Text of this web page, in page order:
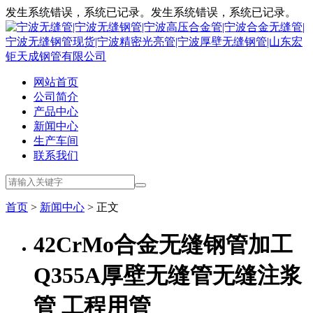
发生系统错误，系统已记录。发生系统错误，系统已记录。
网站首页
公司简介
产品中心
新闻中心
生产车间
联系我们
首页 > 新闻中心 > 正文
42CrMo合金无缝钢管加工
Q355A厚壁无缝管无缝注浆
管 工程用管